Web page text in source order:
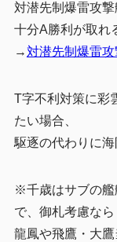
対潜先制爆雷攻
十分A勝利が取れ
→対潜先制爆雷
T字不利対策に彩
たい場合、
駆逐の代わりに海
※千歳はサブの艦
で、御札考慮なら
龍鳳や飛鷹・大鷹